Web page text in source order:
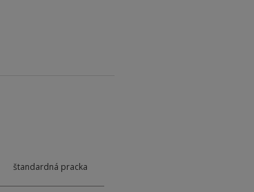
štandardná pracka